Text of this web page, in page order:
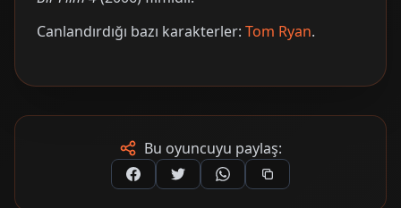
Canlandırdığı bazı karakterler: Tom Ryan.
Bu oyuncuyu paylaş: